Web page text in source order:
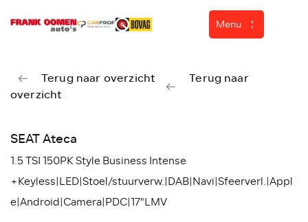
Menu
Home
Aanbod
Diensten
Over ons
Werkplaats
Terug naar overzicht
Terug naar
overzicht
SEAT Ateca
1.5 TSI 150PK Style Business Intense
+Keyless|LED|Stoel/stuurverw.|DAB|Navi|Sfeerverl.|Appl
e|Android|Camera|PDC|17"LMV